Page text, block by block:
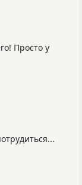
Просто у